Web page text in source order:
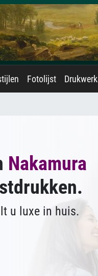
Fotolijst Drukwerk
Nakamura
u luxe in huis.